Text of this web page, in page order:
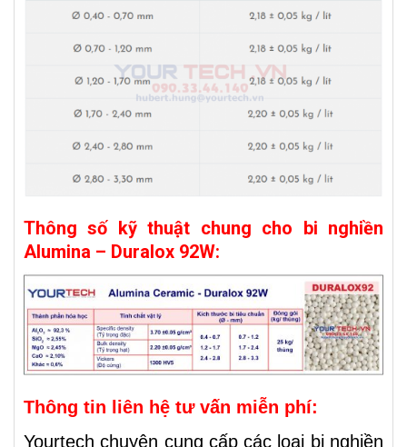
Thông số kỹ thuật chung cho bi nghiền
Alumina – Duralox 92W:
Thông tin liên hệ tư vấn miễn phí:
Yourtech chuyên cung cấp các loại bi nghiền